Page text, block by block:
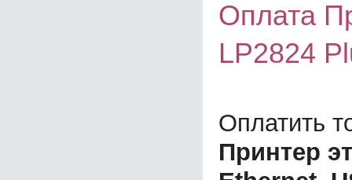
Оплата
LP2824
Оплатить
Принтер